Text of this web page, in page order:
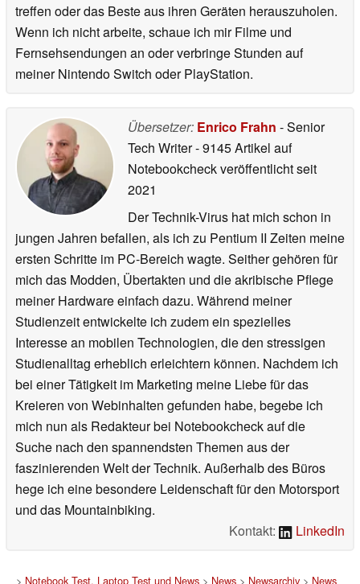
treffen oder das Beste aus ihren Geräten herauszuholen.
Wenn ich nicht arbeite, schaue ich mir Filme und
Fernsehsendungen an oder verbringe Stunden auf
meiner Nintendo Switch oder PlayStation.
Übersetzer: Enrico Frahn - Senior
Tech Writer- 9145 Artikel auf
Notebookcheck veröffentlichtseit
2021
Der Technik-Virus hat mich schon in
jungen Jahren befallen, als ich zu Pentium II Zeiten meine
ersten Schritte im PC-Bereich wagte. Seither gehören für
mich das Modden, Übertakten und die akribische Pflege
meiner Hardware einfach dazu. Während meiner
Studienzeit entwickelte ich zudem ein spezielles
Interesse an mobilen Technologien, die den stressigen
Studienalltag erheblich erleichtern können. Nachdem ich
bei einer Tätigkeit im Marketing meine Liebe für das
Kreieren von Webinhalten gefunden habe, begebe ich
mich nun als Redakteur bei Notebookcheck auf die
Suche nach den spannendsten Themen aus der
faszinierenden Welt der Technik. Außerhalb des Büros
hege ich eine besondere Leidenschaft für den Motorsport
und das Mountainbiking.
Kontakt:
LinkedIn
> Notebook Test, Laptop Test und News> News> Newsarchiv> News